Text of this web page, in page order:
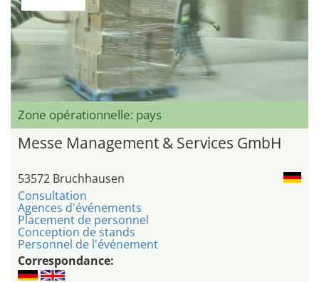
Zone opérationnelle: pays
Messe Management & Services GmbH
53572 Bruchhausen
Consultation
Agences d'événements
Placement de personnel
Conception de stands
Personnel de l'événement
Correspondance: